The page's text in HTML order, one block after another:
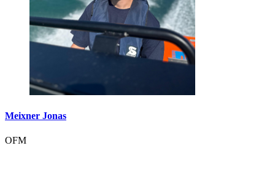
Meixner Jonas
OFM